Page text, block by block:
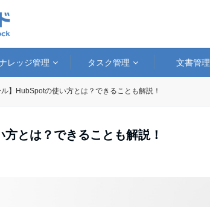
レッジ管理 タスク管理 文書管理
ル】HubSpotの使い方とは？できることも解説！
とは？できることも解説！